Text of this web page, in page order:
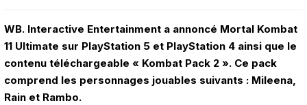
WB. Interactive Entertainment a annoncé Mortal Kombat
11 Ultimate sur PlayStation 5 et PlayStation 4 ainsi que le
contenu téléchargeable « Kombat Pack 2 ». Ce pack
comprend les personnages jouables suivants : Mileena,
Rain et Rambo.